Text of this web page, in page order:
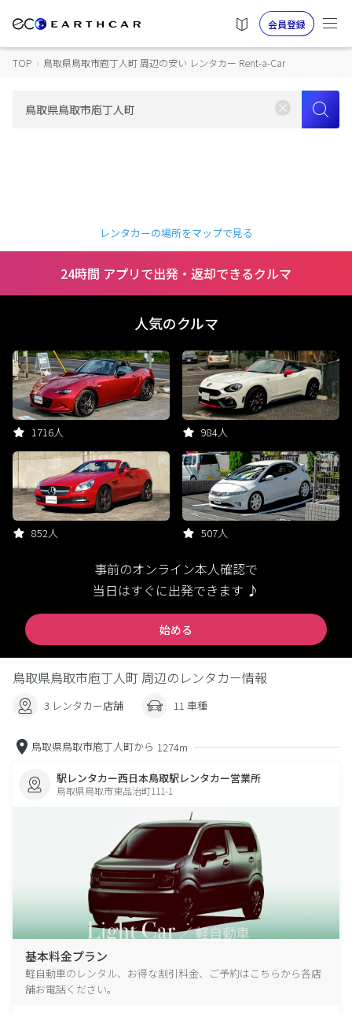
会員登録
TOP › 鳥取県鳥取市庖丁人町 周辺の安い レンタカー Rent-a-Car
レンタカーの場所をマップで見る
24時間 アプリで出発・返却できるクルマ
人気のクルマ
1716人 984人
852人 507人
事前のオンライン本人確認で
当日はすぐに出発できます ♪
始める
鳥取県鳥取市庖丁人町 周辺のレンタカー情報
3 レンタカー店舗 11 車種
鳥取県鳥取市庖丁人町から 1274m
駅レンタカー西日本鳥取駅レンタカー営業所
鳥取県鳥取市東品治町111-1
基本料金プラン
軽自動車のレンタル、お得な割引料金、ご予約はこちらから各店
舗お電話ください。